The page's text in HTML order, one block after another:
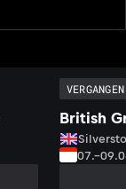
VERGANGEN
British